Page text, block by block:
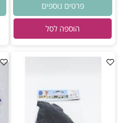
פרטים נוספים
הוספה לסל